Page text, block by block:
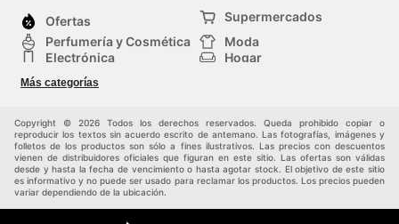
Ofertas
Supermercados
Perfumería y Cosmética
Moda
Electrónica
Hogar
Deporte
Juguetes y bebés
Más categorías
Copyright © 2026 Todos los derechos reservados. Queda prohibido copiar o
reproducir los textos sin acuerdo escrito de antemano. Las fotografías, imágenes y
folletos de los productos son sólo a fines ilustrativos. Las precios con descuentos
vienen de distribuidores oficiales que figuran en este sitio. Las ofertas son válidas
desde y hasta la fecha de vencimiento o hasta agotar stock. El objetivo de este sitio
es informativo y no puede ser usado para reclamar los productos. Los precios pueden
variar dependiendo de la ubicación.